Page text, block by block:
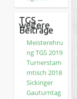
TGS –
weitere
Beiträge
Meisterehru
ng TGS 2019
Turnerstam
mtisch 2018
Sickinger
Gauturntag